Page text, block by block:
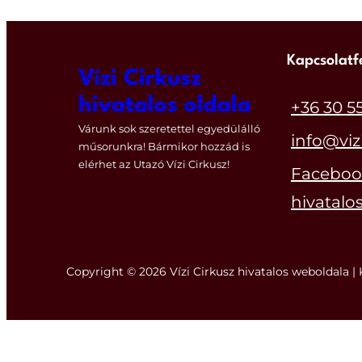
Vízi Cirkusz
hivatalos oldala
Várunk sok szeretettel egyedülálló
műsorunkra! Bármikor hozzád is
elérhet az Utazó Vízi Cirkusz!
+36 30
Copyright © 2026 Vízi Cirkusz hivatalos weboldala |